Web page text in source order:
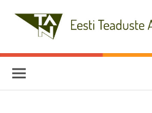
Eesti Teaduste
Naiskoor